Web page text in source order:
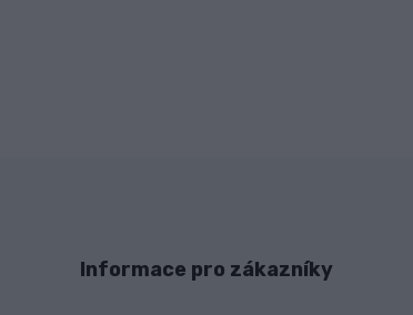
Informace pro zákazníky